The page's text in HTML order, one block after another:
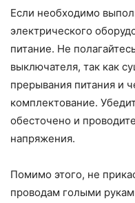
Если необходимо
электрического
питание. Не
выключателя, так как
прерывания питания и
комплектование.
обесточено и
напряжения.
Помимо этого, не
проводам голыми